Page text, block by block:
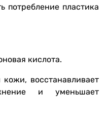
потребление пластика
кислота.
восстанавливает
и уменьшает